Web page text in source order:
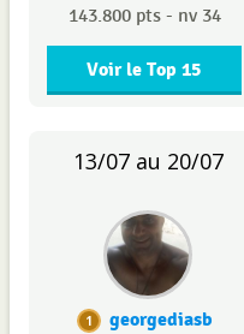
143.800 pts - nv 34
Voir le Top 15
13/07 au 20/07
1
georgediasb